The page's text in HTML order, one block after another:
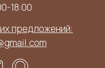
предложений:
18:00